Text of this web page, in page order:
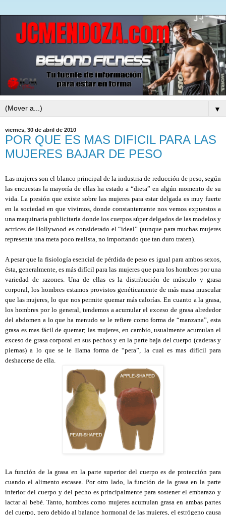
▼
viernes, 30 de abril de 2010
POR QUE ES MAS DIFICIL PARA LAS
MUJERES BAJAR DE PESO
Las mujeres son el blanco principal de la industria de reducción de peso, según
las encuestas la mayoría de ellas ha estado a “dieta” en algún momento de su
vida. La presión que existe sobre las mujeres para estar delgada es muy fuerte
en la sociedad en que vivimos, donde constantemente nos vemos expuestos a
una maquinaria publicitaria donde los cuerpos súper delgados de las modelos y
actrices de Hollywood es considerado el “ideal” (aunque para muchas mujeres
representa una meta poco realista, no importando que tan duro traten).
A pesar que la fisiología esencial de pérdida de peso es igual para ambos sexos,
ésta, generalmente, es más difícil para las mujeres que para los hombres por una
variedad de razones. Una de ellas es la distribución de músculo y grasa
corporal, los hombres estamos provistos genéticamente de más masa muscular
que las mujeres, lo que nos permite quemar más calorías. En cuanto a la grasa,
los hombres por lo general, tendemos a acumular el exceso de grasa alrededor
del abdomen a lo que ha menudo se le refiere como forma de “manzana”, esta
grasa es mas fácil de quemar; las mujeres, en cambio, usualmente acumulan el
exceso de grasa corporal en sus pechos y en la parte baja del cuerpo (caderas y
piernas) a lo que se le llama forma de “pera”, la cual es mas difícil para
deshacerse de ella.
La función de la grasa en la parte superior del cuerpo es de protección para
cuando el alimento escasea. Por otro lado, la función de la grasa en la parte
inferior del cuerpo y del pecho es principalmente para sostener el embarazo y
lactar al bebé. Tanto, hombres como mujeres acumulan grasa en ambas partes
del cuerpo, pero debido al balance hormonal de las mujeres, el estrógeno causa